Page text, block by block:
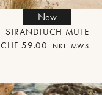
New
STRANDTUCH MUTE
CHF 59.00 INKL. MWST.